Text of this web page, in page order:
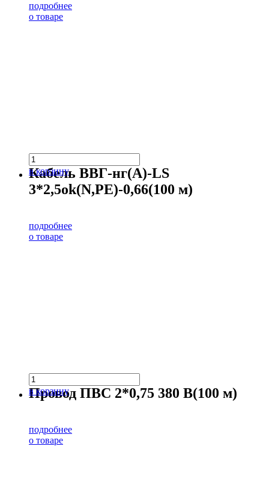
подробнее
о товаре
в корзину
Кабель ВВГ-нг(А)-LS
3*2,5ok(N,PE)-0,66(100 м)
подробнее
о товаре
в корзину
Провод ПВС 2*0,75 380 В(100 м)
подробнее
о товаре